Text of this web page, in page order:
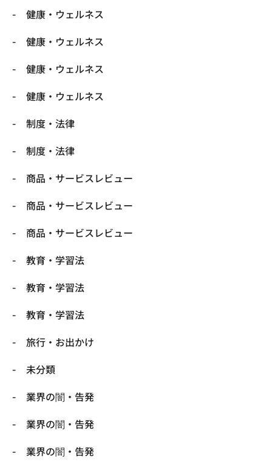
健康・ウェルネス
健康・ウェルネス
健康・ウェルネス
健康・ウェルネス
制度・法律
制度・法律
商品・サービスレビュー
商品・サービスレビュー
商品・サービスレビュー
教育・学習法
教育・学習法
教育・学習法
旅行・お出かけ
未分類
業界の闇・告発
業界の闇・告発
業界の闇・告発